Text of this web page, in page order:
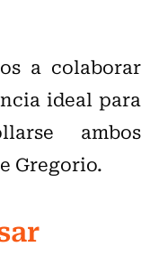
a colaborar
ideal para
ambos
Gregorio.